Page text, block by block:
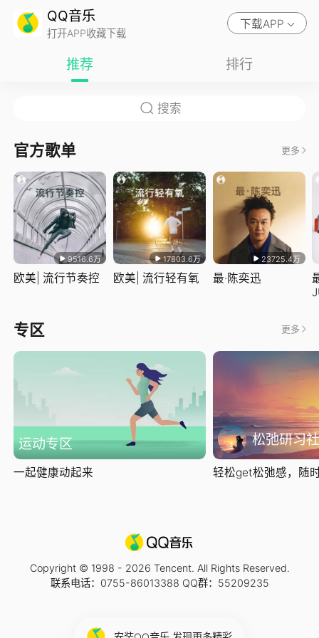
QQ音乐
打开APP收藏下载
下载APP
推荐 排行
官方歌单 更多
9516.6万
欧美| 流行节奏控
17803.6万
欧美| 流行轻有氧
23725.4万
最·陈奕迅
专区 更多
运动专区
一起健康动起来
松弛研习社
轻松get松弛感，随
Copyright © 1998 - 2026 Tencent. All Rights Reserved.
联系电话：0755-86013388 QQ群：55209235